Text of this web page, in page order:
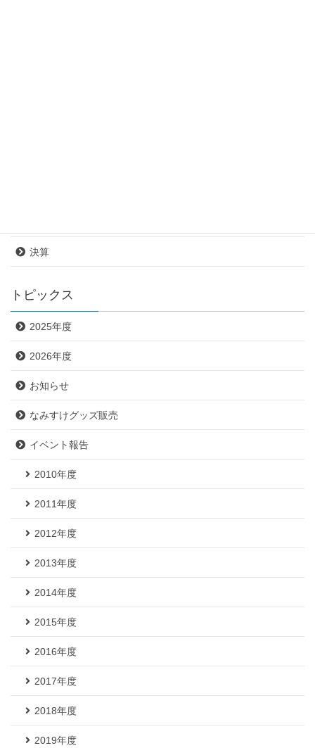
決算
トピックス
2025年度
2026年度
お知らせ
なみすけグッズ販売
イベント報告
2010年度
2011年度
2012年度
2013年度
2014年度
2015年度
2016年度
2017年度
2018年度
2019年度